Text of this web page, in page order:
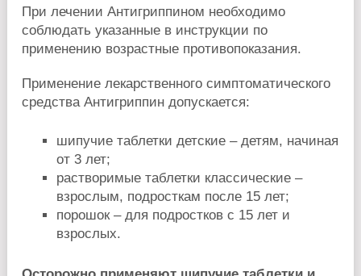
При лечении Антигриппином необходимо
соблюдать указанные в инструкции по
применению возрастные противопоказания.
Применение лекарственного симптоматического
средства Антигриппин допускается:
шипучие таблетки детские – детям, начиная
от 3 лет;
растворимые таблетки классические –
взрослым, подросткам после 15 лет;
порошок – для подростков с 15 лет и
взрослых.